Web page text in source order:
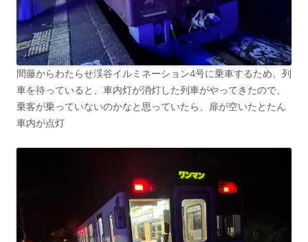
間藤からわたらせ渓谷イルミネーション4号に乗車するため、列
車を待っていると、車内灯が消灯した列車がやってきたので、
乗客が乗っていないのかなと思っていたら、扉が空いたとたん
車内が点灯